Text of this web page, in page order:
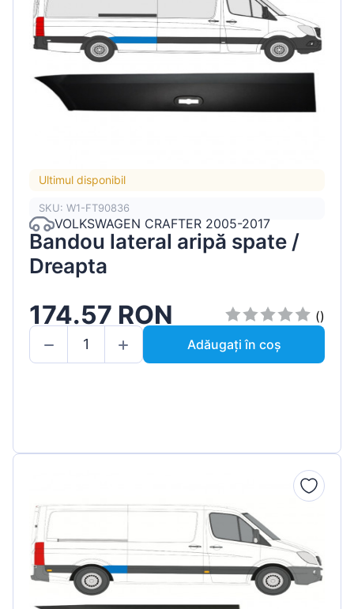
Ultimul disponibil
SKU: W1-FT90836
VOLKSWAGEN CRAFTER 2005-2017
Bandou lateral aripă spate /
Dreapta
174.57 RON
()
Adăugați în coș